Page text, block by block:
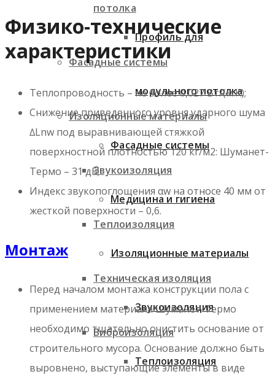
потолка
Фасадные системы
Изоляционные материалы
Звукоизоляция
Теплоизоляция
Техническая изоляция
Виброизоляция
Профиль для
модульного потолка
Фасадные системы
Медицина и гигиена
Изоляционные материалы
Звукоизоляция
Теплоизоляция
Физико-технические
характеристики
Теплопроводность – не более 0,027 Вт/(м.К);
Снижение приведенного уровня ударного шума
∆Lnw под выравнивающей стяжкой
поверхностной плотностью 120 кг/м2: Шуманет-
Термо – 31 дБ;
Индекс звукопоглощения αw на относе 40 мм от
жесткой поверхности – 0,6.
Монтаж
Перед началом монтажа конструкции пола с
применением материала Шуманет-Термо
необходимо тщательно очистить основание от
строительного мусора. Основание должно быть
выровнено, выступающие элементы в виде